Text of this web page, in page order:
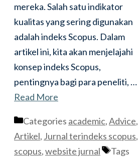
mereka. Salah satu indikator
kualitas yang sering digunakan
adalah indeks Scopus. Dalam
artikel ini, kita akan menjelajahi
konsep indeks Scopus,
pentingnya bagi para peneliti, …
Read More
Categories academic,Advice,
Artikel, Jurnal terindeks scopus,
scopus,website jurnal
Tags